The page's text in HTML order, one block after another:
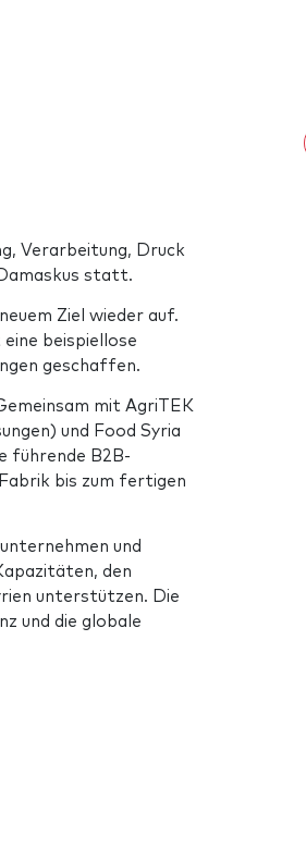
Verarbeitung, Druck
statt.
Ziel wieder auf.
beispiellose
geschaffen.
mit AgriTEK
und Food Syria
führende B2B-
bis zum fertigen
und
den
unterstützen. Die
und die globale